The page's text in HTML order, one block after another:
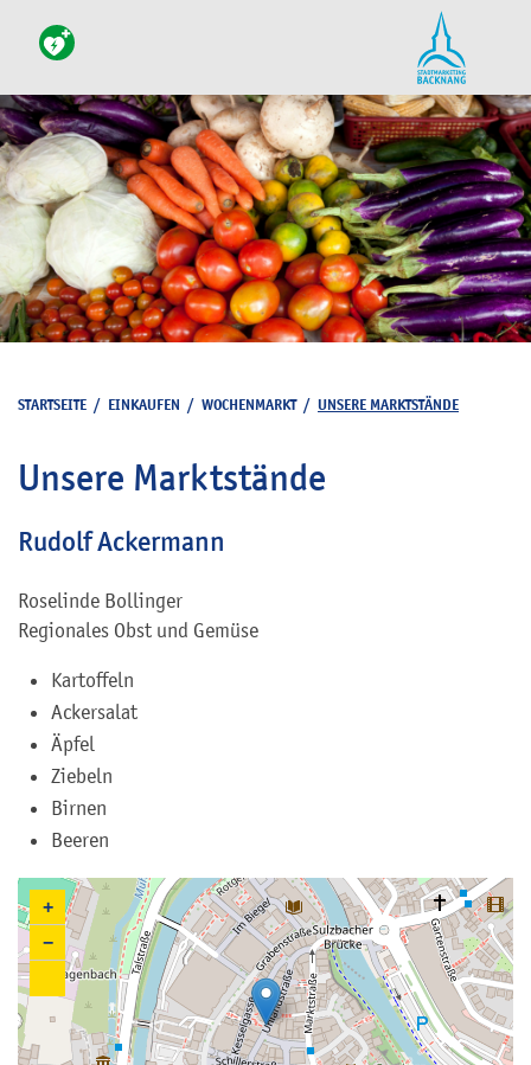
STARTSEITE / EINKAUFEN / WOCHENMARKT/ UNSERE MARKTSTÄNDE
Unsere Marktstände
Rudolf Ackermann
+
−
Roselinde Bollinger
Regionales Obst und Gemüse
Kartoffeln
Ackersalat
Äpfel
Ziebeln
Birnen
Beeren